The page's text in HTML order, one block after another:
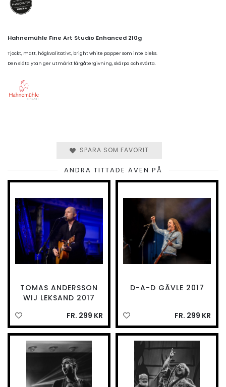
Hahnemühle Fine Art Studio Enhanced 210g
Tjockt, matt, högkvalitativt, bright white papper som inte bleks.
Den släta ytan ger utmärkt färgåtergivning, skärpa och svärta.
SPARA SOM FAVORIT
ANDRA TITTADE ÄVEN PÅ
TOMAS ANDERSSON
WIJ LEKSAND 2017
FR. 299 KR
D-A-D GÄVLE 2017
FR. 299 KR